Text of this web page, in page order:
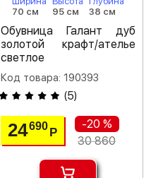
70 см
95 см
38 см
Обувница Галант дуб
золотой крафт/ателье
светлое
Код товара: 190393
(5)
24690 Р
-20 %
30 860